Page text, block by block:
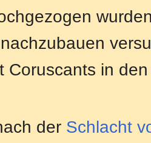
Coruscants in
der Schlacht